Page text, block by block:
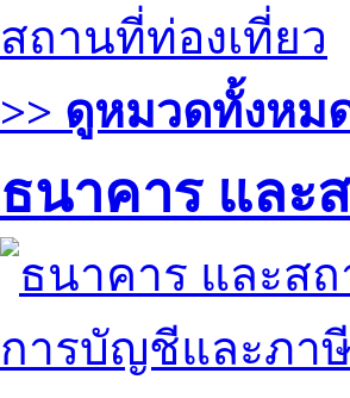
สถานที่ท่องเที่ยว
>> ดูหมวดทั้งหม
ธนาคาร และ
การบัญชีและภา